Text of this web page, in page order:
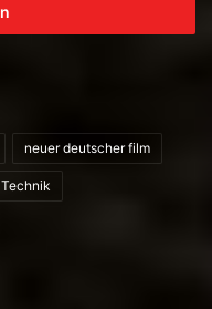
neuer deutscher film
Technik